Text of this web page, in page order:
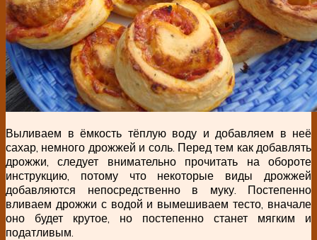
Выливаем в ёмкость тёплую воду и добавляем в неё
сахар, немного дрожжей и соль. Перед тем как добавлять
дрожжи, следует внимательно прочитать на обороте
инструкцию, потому что некоторые виды дрожжей
добавляются непосредственно в муку. Постепенно
вливаем дрожжи с водой и вымешиваем тесто, вначале
оно будет крутое, но постепенно станет мягким и
податливым.